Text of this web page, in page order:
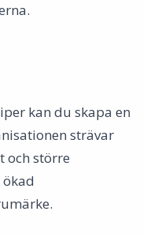
kan du skapa en
strävar
och större